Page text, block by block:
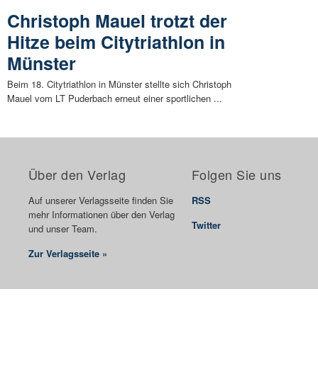
Christoph Mauel trotzt der
Hitze beim Citytriathlon in
Münster
Beim 18. Citytriathlon in Münster stellte sich Christoph
Mauel vom LT Puderbach erneut einer sportlichen ...
Über den Verlag
Auf unserer Verlagsseite finden Sie
mehr Informationen über den Verlag
und unser Team.
Zur Verlagsseite »
Folgen Sie uns
RSS
Twitter